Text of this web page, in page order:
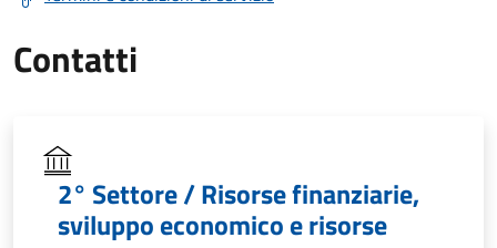
Contatti
2° Settore / Risorse finanziarie,
sviluppo economico e risorse